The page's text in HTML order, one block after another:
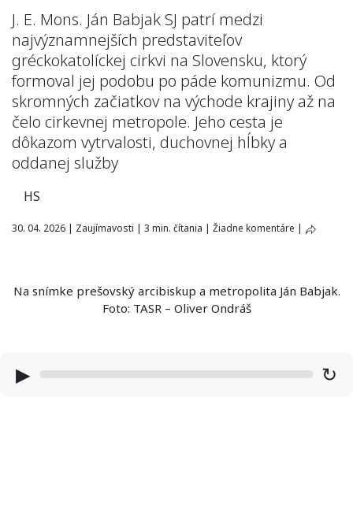
J. E. Mons. Ján Babjak SJ patrí medzi
najvýznamnejších predstaviteľov
gréckokatolíckej cirkvi na Slovensku, ktorý
formoval jej podobu po páde komunizmu. Od
skromných začiatkov na východe krajiny až na
čelo cirkevnej metropole. Jeho cesta je
dôkazom vytrvalosti, duchovnej hĺbky a
oddanej služby
HS
30. 04. 2026 | Zaujímavosti | 3 min. čítania | Žiadne komentáre |
Na snímke prešovský arcibiskup a metropolita Ján Babjak.
Foto: TASR – Oliver Ondráš
▶ ↻